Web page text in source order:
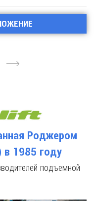
Роджером
в 1985 году
подъемной